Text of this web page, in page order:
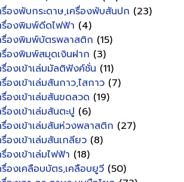
รื่องพับกระดาษ,เครื่องพับสันปก (23)
รื่องพิมพ์ดีดไฟฟ้า (4)
รื่องพิมพ์บัตรพลาสติก (15)
รื่องพิมพ์สมุดเงินฝาก (3)
รื่องเข้าเล่มมัลติฟังค์ชั่น (11)
รื่องเข้าเล่มสันกาว,ไสกาว (7)
รื่องเข้าเล่มสันขดลวด (19)
รื่องเข้าเล่มสันตะปู (6)
รื่องเข้าเล่มสันห่วงพลาสติก (27)
รื่องเข้าเล่มสันเกลียว (8)
รื่องเข้าเล่มไฟฟ้า (18)
รื่องเคลือบบัตร,เคลือบยูวี (50)